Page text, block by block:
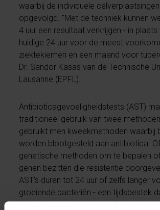
waarbij de individuele
opgevolgd. "Met de techniek kunnen
4 uur een resultaat verkrijgen - in plaats
huidige 24 uur voor de meest
ziektekiemen en een maand voor
Dr. Sandor Kasas van de Technische
Lausanne (EPFL).
Antibioticagevoeligheidstests (AST)
traditioneel gebruik van twee
gebruikt men kweekmethoden waarbij
worden blootgesteld aan antibiotica.
genetische methoden om te bepalen
genen bezitten die resistentie
AST's duren tot 24 uur of zelfs langer
groeiende bacteriën - een tijdsbestek
klinische omgeving leven of dood kan